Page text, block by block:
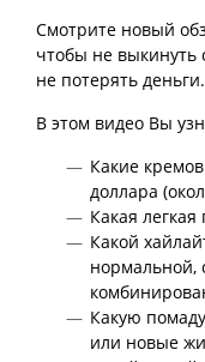
Смотрите новый
чтобы не выкинуть
не потерять деньги.
В этом видео Вы
Какие
доллара
Какая
Какой
нормальной,
Какую
или новые